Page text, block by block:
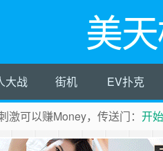
美
大战 街机 EV扑克
可以赚Money，传送门： 开